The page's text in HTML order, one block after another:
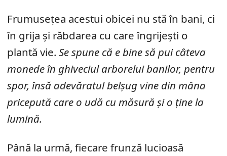
Frumusețea acestui obicei nu stă în bani, ci
în grija și răbdarea cu care îngrijești o
plantă vie. Se spune că e bine să pui câteva
monede în ghiveciul arborelui banilor, pentru
spor, însă adevăratul belșug vine din mâna
pricepută care o udă cu măsură și o ține la
lumină.
Până la urmă, fiecare frunză lucioasă